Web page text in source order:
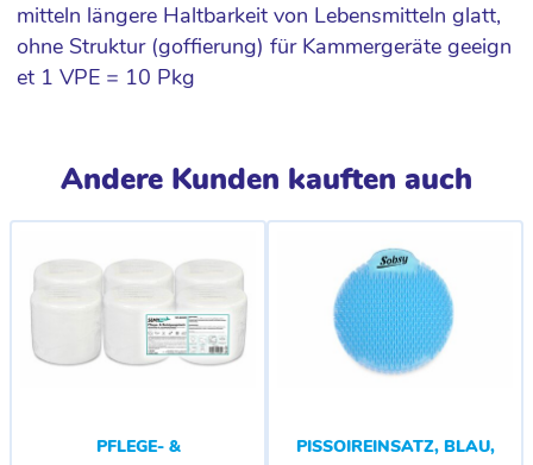
mitteln längere Haltbarkeit von Lebensmitteln glatt,
ohne Struktur (goffierung) für Kammergeräte geeign
et 1 VPE = 10 Pkg
Andere Kunden kauften auch
PFLEGE- &
PISSOIREINSATZ, BLAU,